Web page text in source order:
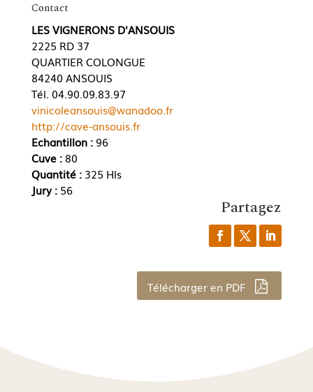
Contact
LES VIGNERONS D'ANSOUIS
2225 RD 37
QUARTIER COLONGUE
84240 ANSOUIS
Tél. 04.90.09.83.97
vinicoleansouis@wanadoo.fr
http://cave-ansouis.fr
Echantillon :96
Cuve : 80
Quantité : 325 Hls
Jury : 56
Partagez
Télécharger en PDF